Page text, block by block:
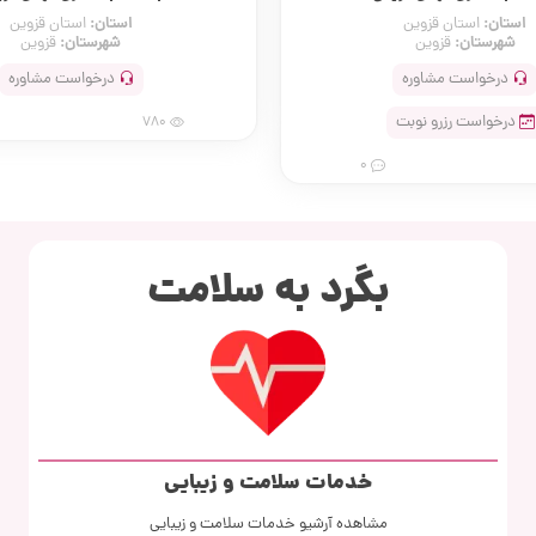
استان: استان قزوین
شهرستان:قزوین
درخواست مشاوره
درخواست رزرو نوبت
0
استان:استان قزوین
شهرستان: قزوین
درخواست مشاوره
بگرد به سلامت
خدمات سلامت و زیبایی
مشاهده آرشیو خدمات سلامت و زیبایی